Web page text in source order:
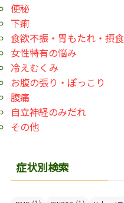
便秘
下痢
食欲不振・胃もたれ・摂
女性特有の悩み
冷えむくみ
お腹の張り・ぽっこり
腹痛
自立神経のみだれ
その他
症状別検索